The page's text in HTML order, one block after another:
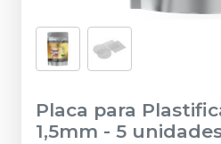
Placa para
1,5mm - 5